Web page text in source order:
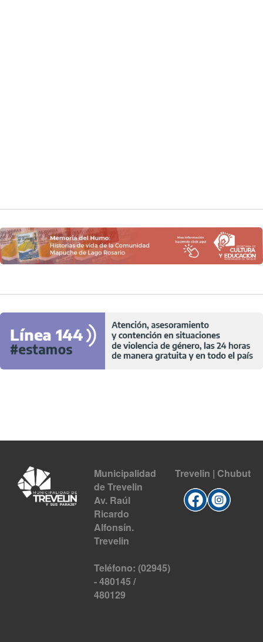
Municipalidad
de Trevelin
Av. Raúl
Ricardo
Alfonsín.
Trevelin
Teléfono: (02945)
- 480145 /
480129
Trevelin | Chubut